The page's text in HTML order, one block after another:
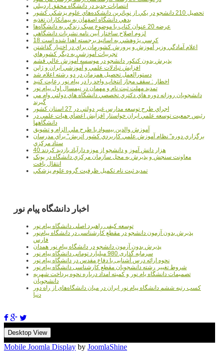
انتصابات جديد در دانشگاه محقق اردبيلي
تحصيل 210 دانشجو در يکي از نوپاترين دانشکده‌هاي علوم پزشکي کشور
بدهي دانشگاه اصفهان به پيمانکاران تغذيه
عرضه 20 عنوان کتاب با موضوع سبک زندگي به دانشگاه‌ها
لزوم اصلاح ساختار آيين نامه نشريات دانشگاهي
18 کرسي پژوهشي به اساتيد برجسته اهدا شده است
اعلام آمادگي وزير آموزش و پرورش کشورمان براي در اختيار گذاشتن
تجربيات آموزشي به ديگر کشورهاي
پذيرش بدون کنکور دانشجو در موسسه آموزش عالي قشم
افزايش تبادلات علمي و آموزشي ايران و ژاپن
دستورالعمل تحصیل همزمان در دو رشته اعلام شد
اخطار : سقف مجاز انتخاب واحد را در پیام نور رعایت کنید
تمدید مهلت ثبت نام و مهمان در نیمسال اول پیام نور
دانشجويان روزانه دوره هاي دكتري تخصصي دانشگاه هاي دولتي وام مي
گيرند
اجراي طرح توسعه مدارس غير دولتي در 27 استان کشور
رئيس جمعيت توسعه علمي ايران خواستار افزايش اعضاي هيات علمي در
دانشگاهها
آموزش والدين بيسواد با طرح ملي الزام و تشويق
برگزاري دوره" نظام آموزش علمي كاربردي كشور اتريش" براي مدرسان
ستاد مرکزي
40 هزار دانش آموز و دانشجو از موزه دارآباد بازديد کردند
معاونت سنجش و پذيرش به محل سازمان مرکزي دانشگاه در پونک
انتقال يافت
تمديد ثبت نام تکميل ظرفيت گروه علوم پزشکي
اخبار دانشگاه پیام نور
توسعه کیفی راهبرد اصلی دانشگاه پیام نور
پذیرش بدون آزمون دانشجو در مقطع کارشناسی در دانشگاه پیام‌نور
فارس
پذیرش بدون آزمون دانشجو در دانشگاه پیام نور همدان
سرمایه گذاری 980 میلیارد تومانی دانشگاه پیام نور
نحوه ارائه درس آشنایی با دفاع مقدس در دانشگاه پیام نور
شروط تغییر رشته دانشجویان مقطع کارشناسی دانشگاه پیام نور
تصمیمات دانشگاه یام نور و کمیته امداد درباره نحوه پرداخت شهریه
دانشجویان
کسب رتبه ششم دانشگاه پیام نور ایران در میان دانشگاه‌های از راه دور
دنیا
Desktop View
Mobile Joomla Display by JoomlaShine